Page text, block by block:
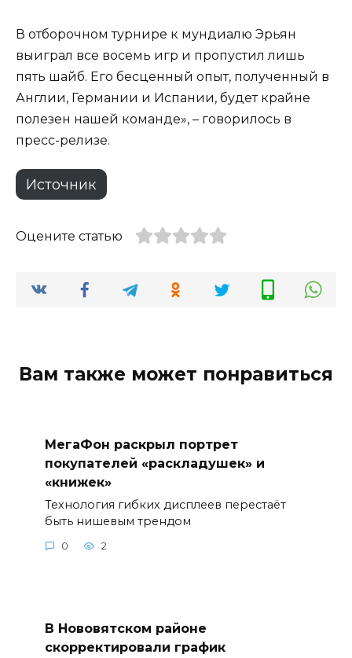
В отборочном турнире к мундиалю Эрьян
выиграл все восемь игр и пропустил лишь
пять шайб. Его бесценный опыт, полученный в
Англии, Германии и Испании, будет крайне
полезен нашей команде», – говорилось в
пресс-релизе.
Источник
Оцените статью
Вам также может понравиться
МегаФон раскрыл портрет
покупателей «раскладушек» и
«книжек»
Технология гибких дисплеев перестаёт
быть нишевым трендом
0 2
В Нововятском районе
скорректировали график